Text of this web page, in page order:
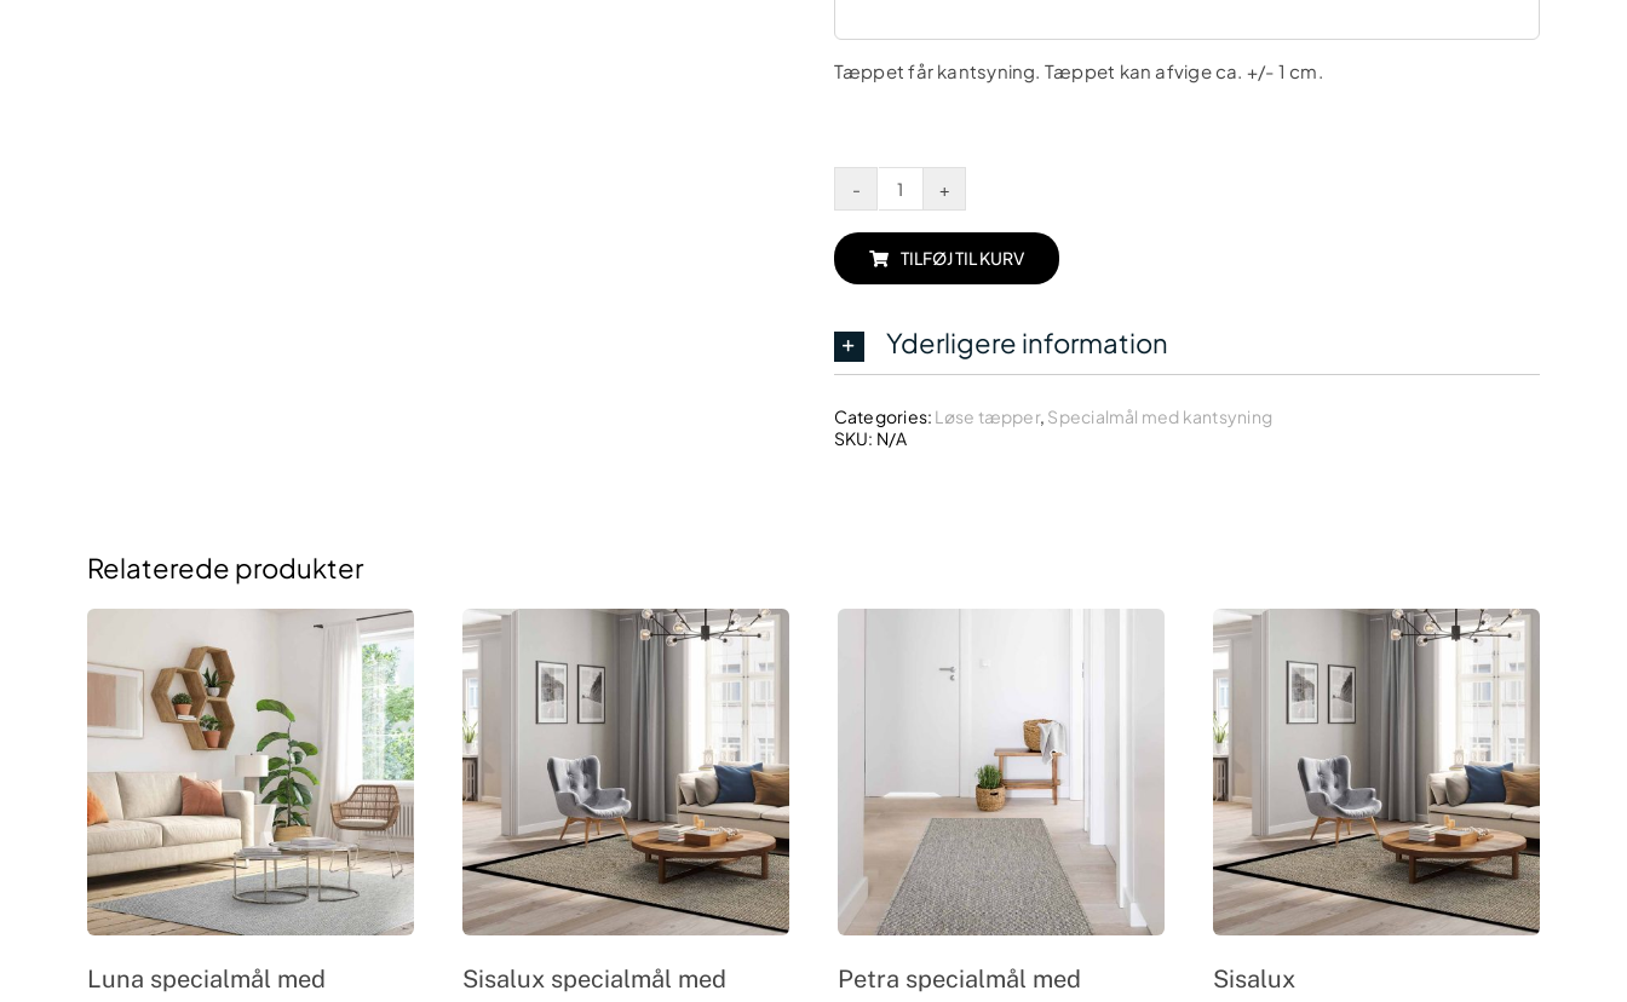
Tæppet får kantsyning. Tæppet kan afvige ca. +/- 1 cm.
Romantica
med
kantsyning
TILFØJ TIL KURV
Yderligere information
Categories: Løse tæpper, Specialmål med kantsyning
SKU: N/A
Relaterede produkter
Luna specialmål med
Sisalux specialmål med
Petra specialmål med
Sisalux